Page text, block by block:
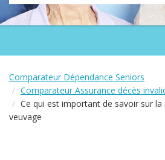
Comparateur Dépendance Seniors
Comparateur Assurance décès
Ce qui est important de savoir sur la
veuvage